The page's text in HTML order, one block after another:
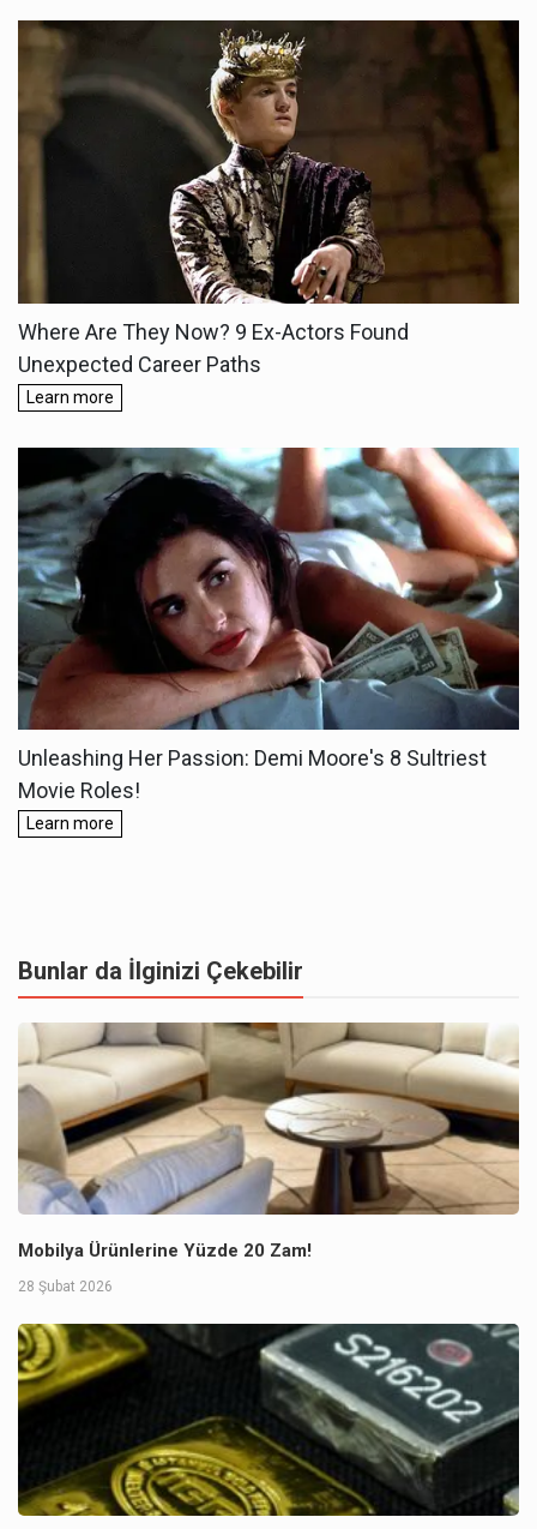
Bunlar da İlginizi Çekebilir
Mobilya Ürünlerine Yüzde 20 Zam!
28 Şubat 2026